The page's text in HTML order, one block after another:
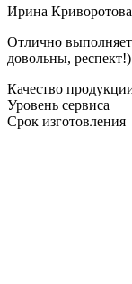
Ирина Криворотова
Отлично
довольны, респект!)
Качество
Уровень сервиса
Срок изготовления